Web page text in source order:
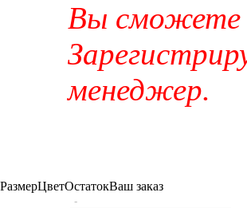
Вы сможете
менеджер.
РазмерЦветОстатокВаш заказ
-